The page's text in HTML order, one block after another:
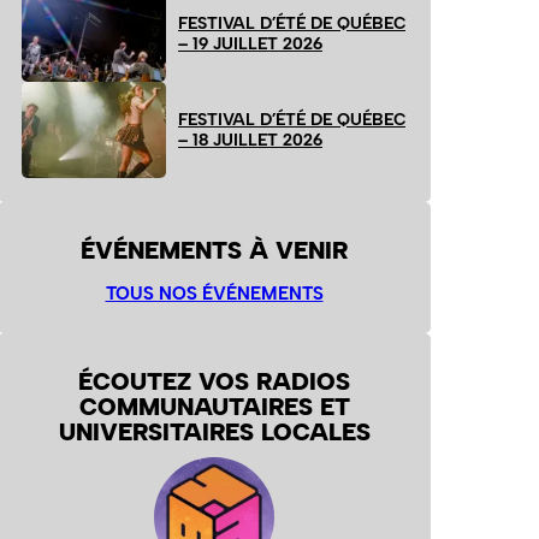
FESTIVAL D’ÉTÉ DE QUÉBEC
– 19 JUILLET 2026
FESTIVAL D’ÉTÉ DE QUÉBEC
– 18 JUILLET 2026
ÉVÉNEMENTS À VENIR
TOUS NOS ÉVÉNEMENTS
ÉCOUTEZ VOS RADIOS
COMMUNAUTAIRES ET
UNIVERSITAIRES LOCALES